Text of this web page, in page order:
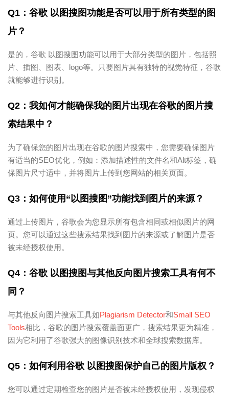
Q1：谷歌 以图搜图功能是否可以用于所有类型的图
片？
是的，谷歌 以图搜图功能可以用于大部分类型的图片，包括照
片、插图、图表、logo等。只要图片具有独特的视觉特征，谷歌
就能够进行识别。
Q2：我如何才能确保我的图片出现在谷歌的图片搜
索结果中？
为了确保您的图片出现在谷歌的图片搜索中，您需要确保图片
有适当的SEO优化，例如：添加描述性的文件名和Alt标签，确
保图片尺寸适中，并将图片上传到您网站的相关页面。
Q3：如何使用“以图搜图”功能找到图片的来源？
通过上传图片，谷歌会为您显示所有包含相同或相似图片的网
页。您可以通过这些搜索结果找到图片的来源或了解图片是否
被未经授权使用。
Q4：谷歌 以图搜图与其他反向图片搜索工具有何不
同？
与其他反向图片搜索工具如Plagiarism Detector和Small SEO
Tools相比，谷歌的图片搜索覆盖面更广，搜索结果更为精准，
因为它利用了谷歌强大的图像识别技术和全球搜索数据库。
Q5：如何利用谷歌 以图搜图保护自己的图片版权？
您可以通过定期检查您的图片是否被未经授权使用，发现侵权